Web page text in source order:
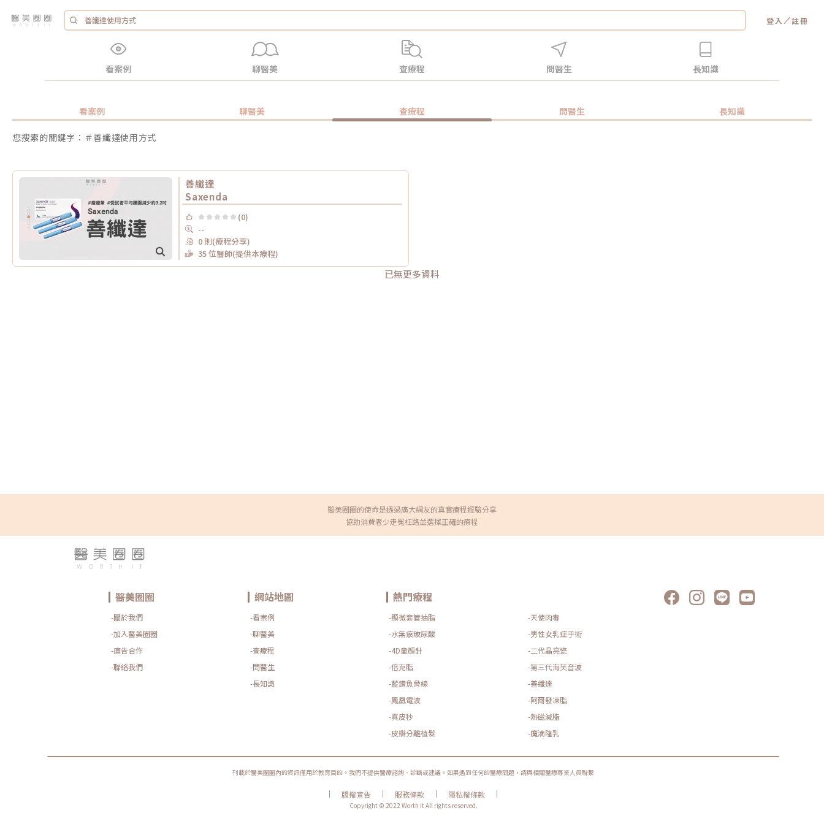
登入 ／註冊
看案例 聊醫美 查療程 問醫生 長知識
看案例 聊醫美 查療程 問醫生 長知識
您搜索的關鍵字：＃善纖達使用方式
善纖達
Saxenda
(0)
--
0 則(療程分享)
35 位醫師(提供本療程)
已無更多資料
醫美圈圈的使命是透過廣大網友的真實療程經驗分享
協助消費者少走冤枉路並選擇正確的療程
醫美圈圈
-關於我們
-加入醫美圈圈
-廣告合作
-聯絡我們
網站地圖
-看案例
-聊醫美
-查療程
-問醫生
-長知識
熱門療程
-顯微套管抽脂
-天使肉毒
-水無痕玻尿酸
-男性女乳症手術
-4D童顏針
-二代晶亮瓷
-倍克脂
-第三代海芙音波
-藍鑽魚骨線
-善纖達
-鳳凰電波
-阿爾發凍脂
-真皮秒
-熱磁減脂
-皮瓣分離植髮
-魔滴隆乳
刊載於醫美圈圈內的資訊僅用於教育目的。我們不提供醫療諮詢、診斷或建議。如果遇到任何的醫療問題，請與相關醫療專業人員聯繫
| 版權宣告 | 服務條款 | 隱私權條款
|
Copyright © 2022 Worth it All rights reserved.